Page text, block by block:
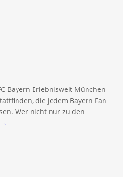
Bayern Erlebniswelt München
die jedem Bayern Fan
Wer nicht nur zu den
→